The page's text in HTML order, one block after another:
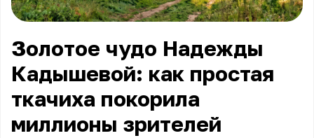
Золотое чудо Надежды
Кадышевой: как простая
ткачиха покорила
миллионы зрителей